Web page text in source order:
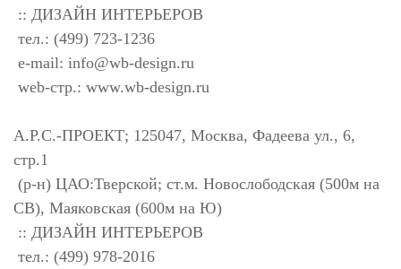
:: ДИЗАЙН ИНТЕРЬЕРОВ
тел.: (499) 723-1236
e-mail: info@wb-design.ru
web-стр.: www.wb-design.ru
А.Р.С.-ПРОЕКТ; 125047, Москва, Фадеева ул., 6,
стр.1
(р-н) ЦАО:Тверской; ст.м. Новослободская (500м на
СВ), Маяковская (600м на Ю)
:: ДИЗАЙН ИНТЕРЬЕРОВ
тел.: (499) 978-2016